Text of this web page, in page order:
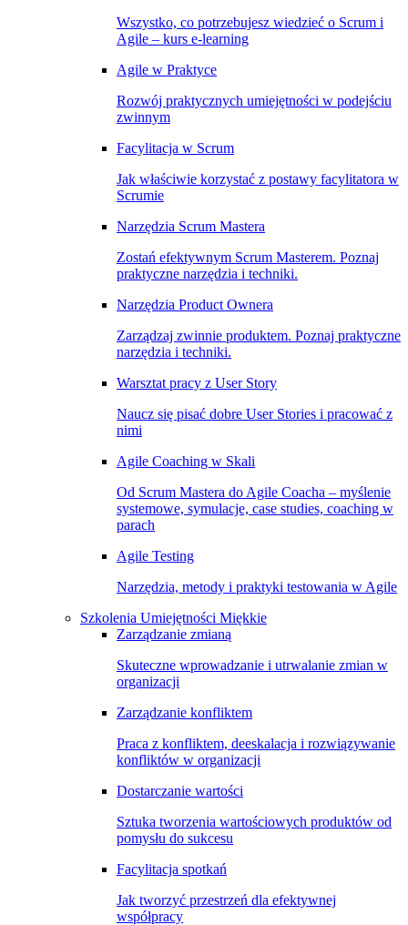
Wszystko, co potrzebujesz wiedzieć o Scrum i
Agile – kurs e-learning
Agile w Praktyce
Rozwój praktycznych umiejętności w podejściu
zwinnym
Facylitacja w Scrum
Jak właściwie korzystać z postawy facylitatora w
Scrumie
Narzędzia Scrum Mastera
Zostań efektywnym Scrum Masterem. Poznaj
praktyczne narzędzia i techniki.
Narzędzia Product Ownera
Zarządzaj zwinnie produktem. Poznaj praktyczne
narzędzia i techniki.
Warsztat pracy z User Story
Naucz się pisać dobre User Stories i pracować z
nimi
Agile Coaching w Skali
Od Scrum Mastera do Agile Coacha – myślenie
systemowe, symulacje, case studies, coaching w
parach
Agile Testing
Narzędzia, metody i praktyki testowania w Agile
Szkolenia Umiejętności Miękkie
Zarządzanie zmianą
Skuteczne wprowadzanie i utrwalanie zmian w
organizacji
Zarządzanie konfliktem
Praca z konfliktem, deeskalacja i rozwiązywanie
konfliktów w organizacji
Dostarczanie wartości
Sztuka tworzenia wartościowych produktów od
pomysłu do sukcesu
Facylitacja spotkań
Jak tworzyć przestrzeń dla efektywnej
współpracy